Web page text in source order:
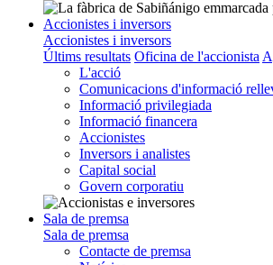
Accionistes i inversors
Accionistes i inversors
Últims resultats Oficina de l'accionista
L'acció
Comunicacions d'informació
Informació privilegiada
Informació financera
Accionistes
Inversors i analistes
Capital social
Govern corporatiu
Sala de premsa
Sala de premsa
Contacte de premsa